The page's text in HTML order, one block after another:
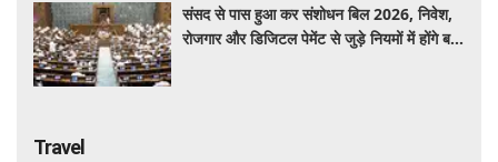
संसद से पास हुआ कर संशोधन बिल 2026, निवेश,
रोजगार और डिजिटल पेमेंट से जुड़े नियमों में होंगे बड़े
Travel